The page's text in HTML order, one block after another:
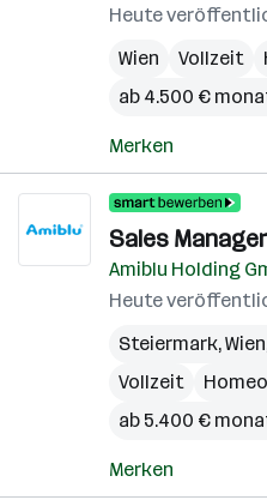
Heute
Wien
Vollzeit
ab 4.500 €
Merken
Sales
Amiblu Holding
Heute
Steiermark,Wien
Vollzeit
ab 5.400 €
Merken